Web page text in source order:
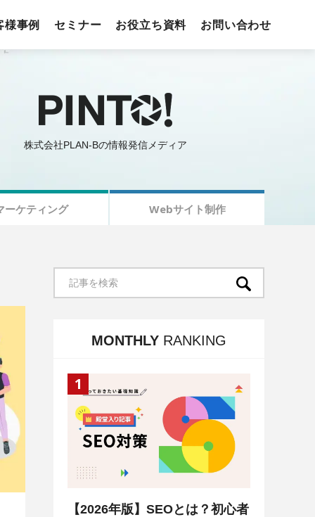
様事例 セミナー お役立ち資料 お問い合わせ
株式会社PLAN-Bの情報発信メディア
ーケティング Webサイト制作
MONTHLY RANKING
【2026年版】SEOとは？初心者